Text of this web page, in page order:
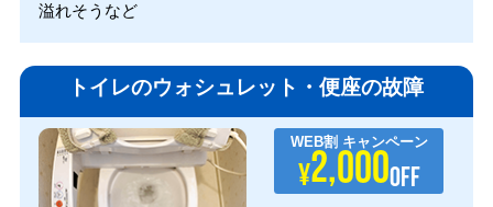
溢れそうなど
トイレのウォシュレット・便座の故障
WEB割 キャンペーン
¥2,000OFF